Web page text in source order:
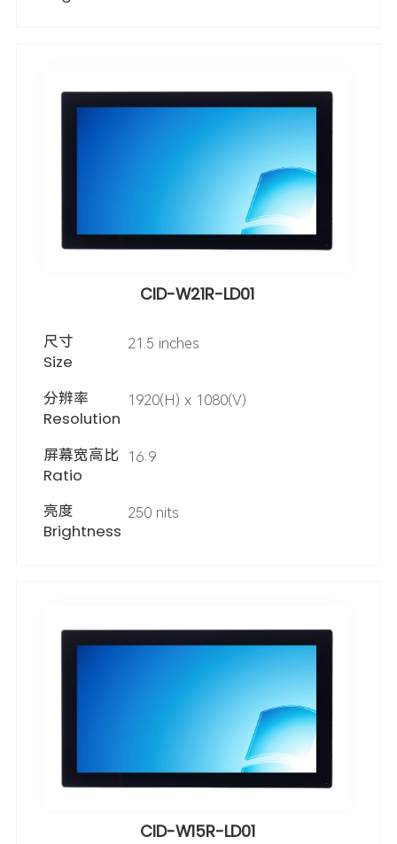
CID-W21R-LD01
尺寸
Size
21.5 inches
分辨率
Resolution
1920(H) x 1080(V)
屏幕宽高比
Ratio
16:9
亮度
Brightness
250 nits
CID-W15R-LD01